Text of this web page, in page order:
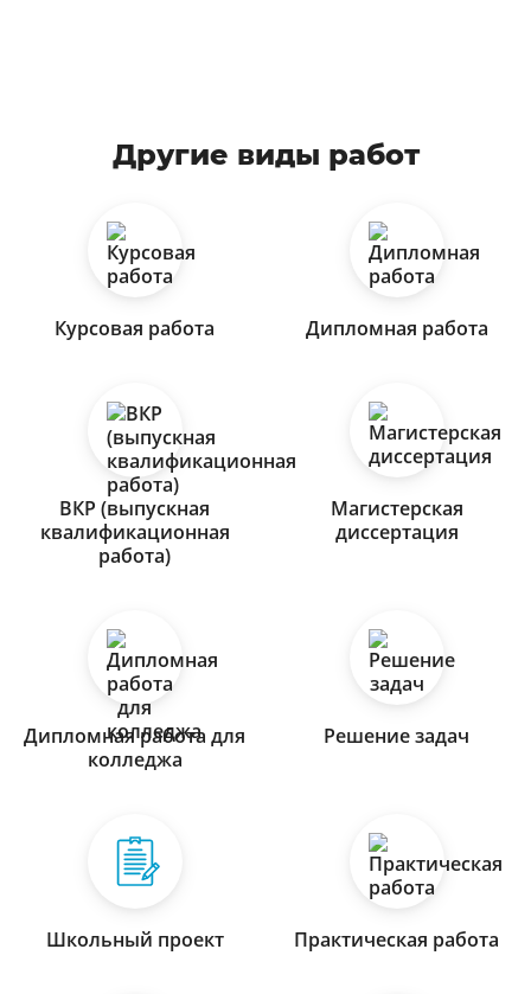
Другие виды работ
Курсовая работа Дипломная работа
ВКР (выпускная
квалификационная
работа)
Магистерская
диссертация
Дипломная работа для
колледжа
Решение задач
Школьный проект Практическая работа